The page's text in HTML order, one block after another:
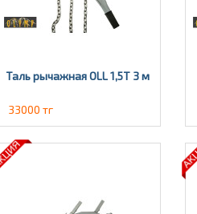
Таль рычажная OLL 1,5Т 3 м
33000 тг